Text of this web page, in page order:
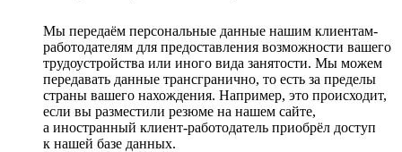
Мы передаём персональные данные нашим клиентам-
работодателям для предоставления возможности вашего
трудоустройства или иного вида занятости. Мы можем
передавать данные трансгранично, то есть за пределы
страны вашего нахождения. Например, это происходит,
если вы разместили резюме на нашем сайте,
а иностранный клиент-работодатель приобрёл доступ
к нашей базе данных.